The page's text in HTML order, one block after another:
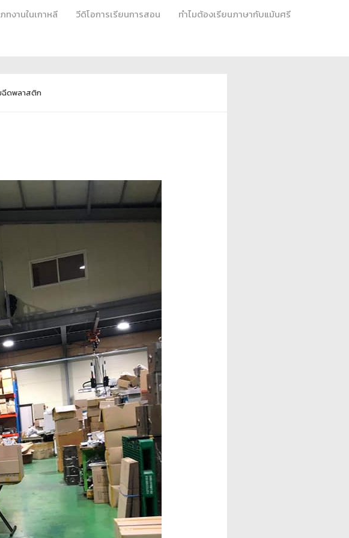
ทงานในเกาหลี วีดิโอการเรียนการสอน ทำไมต้องเรียนภาษากับแม้นศรี
ฉีดพลาสติก